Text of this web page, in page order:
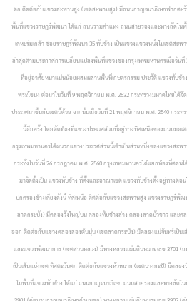
ตก ติดต่อกับแขวงสะพานสูง (เขตสะพานสูง) มีถนนกาญจนาภิเษกฟากตะ
พื้นที่แขวงราษฎร์พัฒนา ได้แก่ ถนนรามคำแหง ถนนสายรองและทางลัดใ
เคหะร่มเกล้า ซอยราษฎร์พัฒนา 35ทับช้าง เป็นแขวงแขวงหนึ่งในเขตสะพ
ล่าสุดตามประกาศการเปลี่ยนแปลงพื้นที่แขวงของกรุงเทพมหานครเมื่อวัน
ที่อยู่อาศัยหนาแน่นน้อยผสมผสานพื้นที่เกษตรกรรม ประวัติ แขวงทับช้า
พระโขนง ต่อมาในวันที่ 9 พฤศจิกายน พ.ศ. 2532 กระทรวงมหาดไทยได้จั
ประเวศมาขึ้นกับเขตนี้ด้วย จากนั้นเมื่อวันที่ 21 พฤศจิกายน พ.ศ. 2540 กระท
นี้อีกครั้ง โดยตัดท้องที่แขวงประเวศส่วนที่อยู่ทางทิศเหนือของถนนมอเ
กรุงเทพมหานครได้ผนวกแขวงประเวศส่วนนี้เข้าเป็นส่วนหนึ่งของแขวงสะ
กระทั่งในวันที่ 26 กรกฎาคม พ.ศ. 2560 กรุงเทพมหานครได้แยกท้องที่ตอน
มาจัดตั้งเป็น แขวงทับช้าง ที่ตั้งและอาณาเขต แขวงทับช้างตั้งอยู่ทางตอ
ปกครองข้างเคียงดังนี้ ทิศเหนือ ติตต่อกับแขวงสะพานสูง แขวงราษฎร์พั
ลาดกระบัง) มีคลองวังใหญ่บน คลองทับช้างล่าง คลองลาดบัวขาว และค
ออก ติดต่อกับแขวงคลองสองต้นนุ่น (เขตลาดกระบัง) มีคลองแม่จันทร์เป็นเ
และแขวงพัฒนาการ (เขตสวนหลวง) มีทางหลวงแผ่นดินหมายเลข 3701 (
เป็นเส้นแบ่งเขต ทิศตะวันตก ติดต่อกับแขวงหัวหมาก (เขตบางกะปิ) มีคลอ
ในพื้นที่แขวงทับช้าง ได้แก่ ถนนกาญจนาภิเษก ถนนสายรองและทางลัดใ